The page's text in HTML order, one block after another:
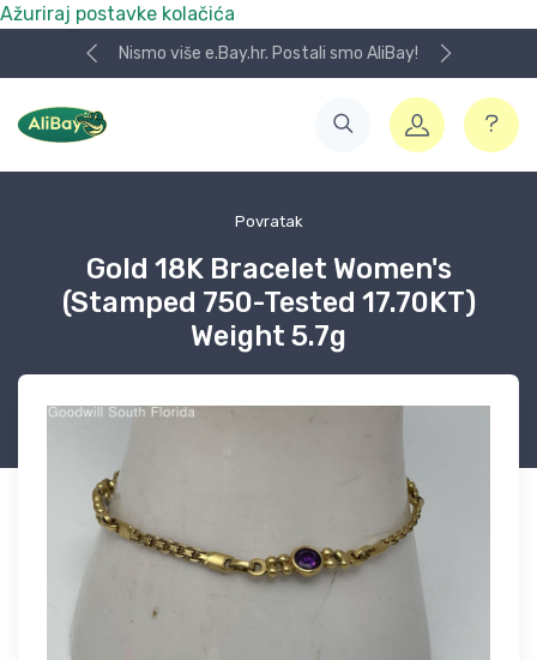
Ažuriraj postavke kolačića
Nismo više e.Bay.hr. Postali smo AliBay!
Povratak
Gold 18K Bracelet Women's
(Stamped 750-Tested 17.70KT)
Weight 5.7g